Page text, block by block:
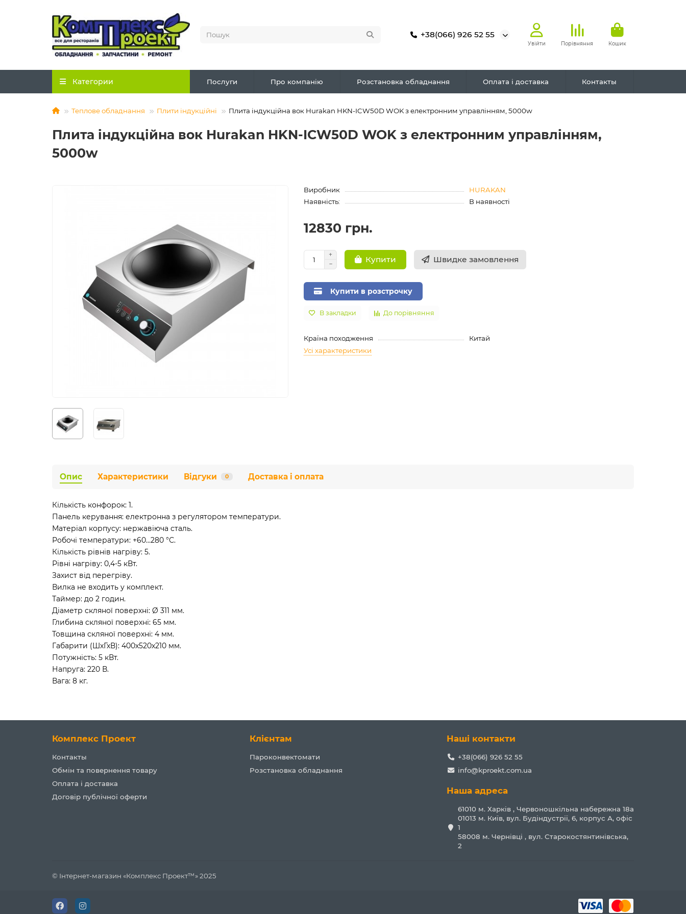
+38(066) 926 52 55
Увійти Порівняння Кошик
Категории Послуги Про компанію Розстановка обладнання Оплата і доставка Контакты
Теплове обладнання Плити індукційні Плита індукційна вок Hurakan HKN-ICW50D WOK з електронним управлінням, 5000w
Плита індукційна вок Hurakan HKN-ICW50D WOK з електронним управлінням,
5000w
Виробник
HURAKAN
Наявність:
В наявності
12830 грн.
Купити Швидке замовлення
Купити в розстрочку
В закладки До порівняння
Країна походження
Китай
Усі характеристики
Опис Характеристики Відгуки 0 Доставка і оплата
Кількість конфорок: 1.
Панель керування: електронна з регулятором температури.
Матеріал корпусу: нержавіюча сталь.
Робочі температури: +60…280 °С.
Кількість рівнів нагріву: 5.
Рівні нагріву: 0,4-5 кВт.
Захист від перегріву.
Вилка не входить у комплект.
Таймер: до 2 годин.
Діаметр скляної поверхні: Ø 311 мм.
Глибина скляної поверхні: 65 мм.
Товщина скляної поверхні: 4 мм.
Габарити (ШхГхВ): 400х520х210 мм.
Потужність: 5 кВт.
Напруга: 220 В.
Вага: 8 кг.
Комплекс Проект
Контакты
Обмін та повернення товару
Оплата і доставка
Договір публічної оферти
Клієнтам
Пароконвектомати
Розстановка обладнання
Наші контакти
+38(066) 926 52 55
info@kproekt.com.ua
Наша адреса
61010 м. Харків , Червоношкільна набережна 18а
01013 м. Київ, вул. Будіндустрії, 6, корпус А, офіс
1
58008 м. Чернівці , вул. Старокостянтинівська,
2
© Інтернет-магазин «Комплекс Проект™» 2025